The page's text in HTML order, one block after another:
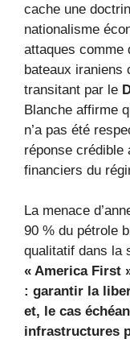
cache une
nationalisme
attaques comme
bateaux iraniens
transitant par le
Blanche affirme
n’a pas été
réponse crédible
financiers du
La menace
90 % du pétrole
qualitatif dans la
« America First
: garantir la
et, le cas
infrastructures